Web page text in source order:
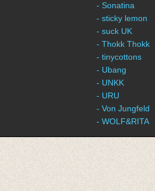
- Sonatina
- sticky lemon
- suck UK
- Thokk Thokk
- tinycottons
- Ubang
- UNKK
- URU
- Von Jungfeld
- WOLF&RITA